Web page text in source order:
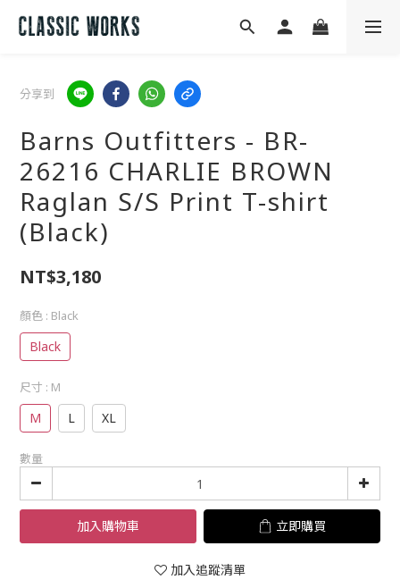
分享到
Barns Outfitters - BR-
26216 CHARLIE BROWN
Raglan S/S Print T-shirt
(Black)
NT$3,180
顏色 : Black
Black
尺寸 : M
M L XL
數量
加入購物車 立即購買
加入追蹤清單